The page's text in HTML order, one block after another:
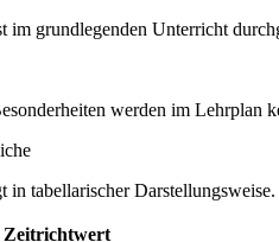
im grundlegenden Unterricht
werden im Lehrplan
in tabellarischer Darstellungsweise.
Zeitrichtwert